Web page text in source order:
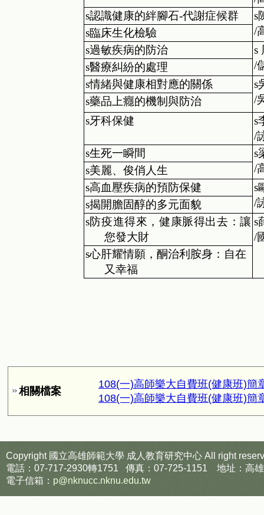
s認識健康的絆腳石-代謝症候群 s
/
s臨床生化檢驗
s過敏疾病的防治 s
/
s醫療糾紛的處理
s情緒與健康相對應的關係 s
/
s藥品上癮的機制與防治
s牙科保健 s
/
s生死一瞬間 s
/
s美麗、俊俏人生
s高血壓疾病的預防保健 s
/
s揭開膽固醇的多元面貌
s防疫進得來，健康脈得出去：讓
您發大財
s
/
s心肝耀情願，酮治利胺身：自在
又幸福
相關檔案
108(一)高師樂大自費班(健康班)簡
108(一)高師樂大自費班(健康班)簡
Copyright 國立高雄師範大學 成人教育研究中心 All right
電話：07-717-2930轉1751 傳真：07-725-1151 地址：高
電子信箱： p@nknucc.nknu.edu.tw